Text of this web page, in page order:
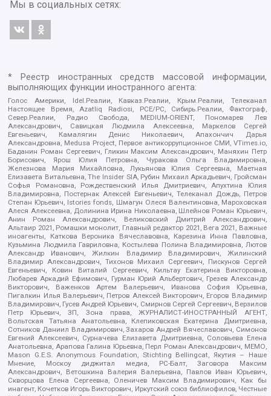
Мы в социальных сетях:
* Реестр иностранных средств массовой информации,
выполняющих функции иностранного агента:
Голос Америки, Idel.Реалии, Кавказ.Реалии, Крым.Реалии, Телеканал
Настоящее Время, Azatliq Radiosi, PCE/PC, Сибирь.Реалии, Фактограф,
Север.Реалии, Радио Свобода, MEDIUM-ORIENT, Пономарев Лев
Александрович, Савицкая Людмила Алексеевна, Маркелов Сергей
Евгеньевич, Камалягин Денис Николаевич, Апахончич Дарья
Александровна, Medusa Project, Первое антикоррупционное СМИ, VTimes.io,
Баданин Роман Сергеевич, Гликин Максим Александрович, Маняхин Петр
Борисович, Ярош Юлия Петровна, Чуракова Ольга Владимировна,
Железнова Мария Михайловна, Лукьянова Юлия Сергеевна, Маетная
Елизавета Витальевна, The Insider SIA, Рубин Михаил Аркадьевич, Гройсман
Софья Романовна, Рождественский Илья Дмитриевич, Апухтина Юлия
Владимировна, Постернак Алексей Евгеньевич, Телеканал Дождь, Петров
Степан Юрьевич, Istories fonds, Шмагун Олеся Валентиновна, Мароховская
Алеся Алексеевна, Долинина Ирина Николаевна, Шлейнов Роман Юрьевич,
Анин Роман Александрович, Великовский Дмитрий Александрович,
Альтаир 2021, Ромашки монолит, Главный редактор 2021, Вега 2021, Важные
иноагенты, Каткова Вероника Вячеславовна, Карезина Инна Павловна,
Кузьмина Людмила Гавриловна, Костылева Полина Владимировна, Лютов
Александр Иванович, Жилкин Владимир Владимирович, Жилинский
Владимир Александрович, Тихонов Михаил Сергеевич, Пискунов Сергей
Евгеньевич, Ковин Виталий Сергеевич, Кильтау Екатерина Викторовна,
Любарев Аркадий Ефимович, Гурман Юрий Альбертович, Грезев Александр
Викторович, Важенков Артем Валерьевич, Иванова София Юрьевна,
Пигалкин Илья Валерьевич, Петров Алексей Викторович, Егоров Владимир
Владимирович, Гусев Андрей Юрьевич, Смирнов Сергей Сергеевич, Верзилов
Петр Юрьевич, ЗП, Зона права, ЖУРНАЛИСТ-ИНОСТРАННЫЙ АГЕНТ,
Вольтская Татьяна Анатольевна, Клепиковская Екатерина Дмитриевна,
Сотников Даниил Владимирович, Захаров Андрей Вячеславович, Симонов
Евгений Алексеевич, Сурначева Елизавета Дмитриевна, Соловьева Елена
Анатольевна, Арапова Галина Юрьевна, Перл Роман Александрович, МЕМО,
Mason G.E.S. Anonymous Foundation, Stichting Bellingcat, Якутия – Наше
Мнение, Москоу диджитал медиа, РС-Балт, Заговора Максим
Александрович, Ветошкина Валерия Валерьевна, Павлов Иван Юрьевич,
Скворцова Елена Сергеевна, Оленичев Максим Владимирович, Как бы
инагент, Кочетков Игорь Викторович, Иркутский союз библиофилов, Честные